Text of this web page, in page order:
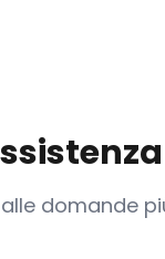
domande